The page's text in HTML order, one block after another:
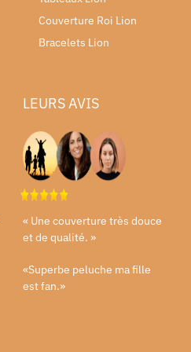
Couverture Roi Lion
Bracelets Lion
LEURS AVIS
« Une couverture très douce
et de qualité. »
«Superbe peluche ma fille
est fan.»